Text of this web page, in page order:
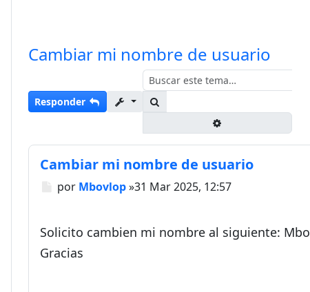
Cambiar mi nombre de usuario
Responder
Cambiar mi nombre de usuario
Mensaje
por Mbovlop»31 Mar 2025, 12:57
Solicito cambien mi nombre al siguiente:
Gracias